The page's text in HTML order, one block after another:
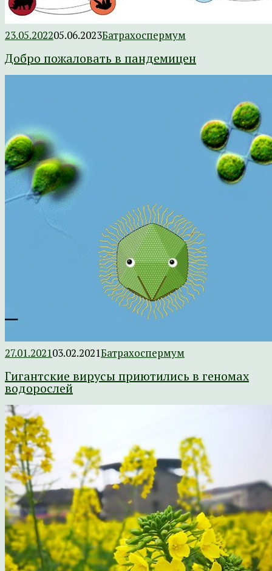
23.05.202205.06.2023Батрахоспермум
Добро пожаловать в пандемицен
27.01.202103.02.2021Батрахоспермум
Гигантские вирусы приютились в геномах
водорослей